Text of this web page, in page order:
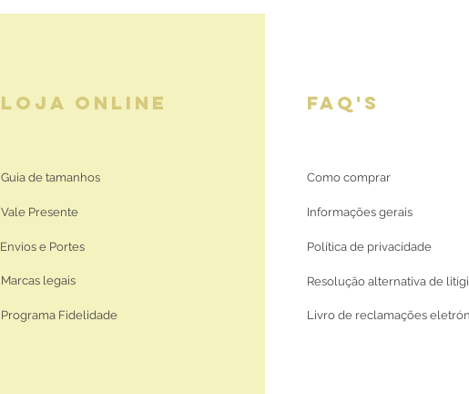
LOJA ONLINE
Guia de tamanhos
Vale Presente
Envios e Portes
Marcas legais
Programa Fidelidade
FAQ'S
Como comprar
Informações gerais
Política de privacidade
Resolução alternativa de
Livro de reclamações